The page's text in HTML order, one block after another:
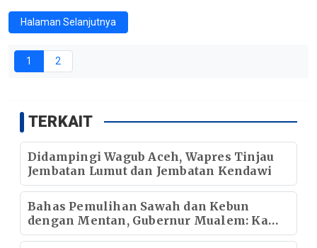
Halaman Selanjutnya
1 2
TERKAIT
Didampingi Wagub Aceh, Wapres Tinjau
Jembatan Lumut dan Jembatan Kendawi
Bahas Pemulihan Sawah dan Kebun
dengan Mentan, Gubernur Mualem: Kami
Butuh Dukungan Pak Menteri